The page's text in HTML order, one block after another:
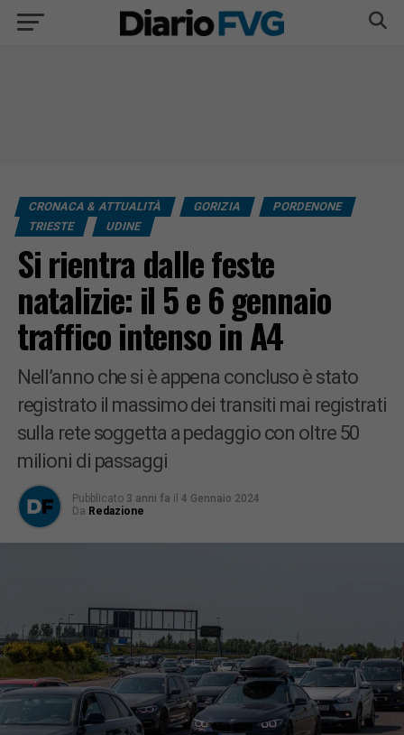
CRONACA & ATTUALITÀ GORIZIA
PORDENONE
TRIESTE
UDINE
Si rientra dalle feste
natalizie: il 5 e 6 gennaio
traffico intenso in A4
Nell’anno che si è appena concluso è stato
registrato il massimo dei transiti mai registrati
sulla rete soggetta a pedaggio con oltre 50
milioni di passaggi
Pubblicato 3 anni fa il 4 Gennaio 2024
Da Redazione